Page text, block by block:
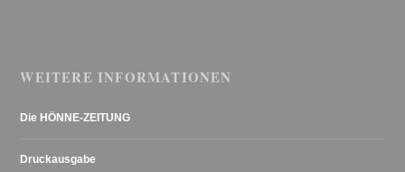
WEITERE INFORMATIONEN
Die HÖNNE-ZEITUNG
Druckausgabe